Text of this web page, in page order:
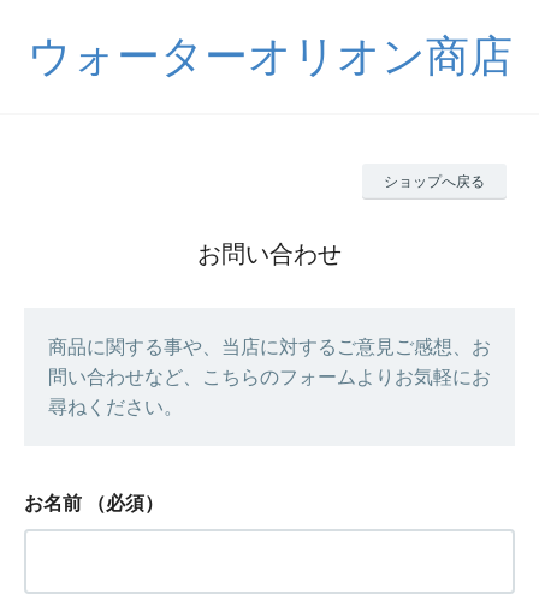
ウォーターオリオン商店
ショップへ戻る
お問い合わせ
商品に関する事や、当店に対するご意見ご感想、お
問い合わせなど、こちらのフォームよりお気軽にお
尋ねください。
お名前 （必須）